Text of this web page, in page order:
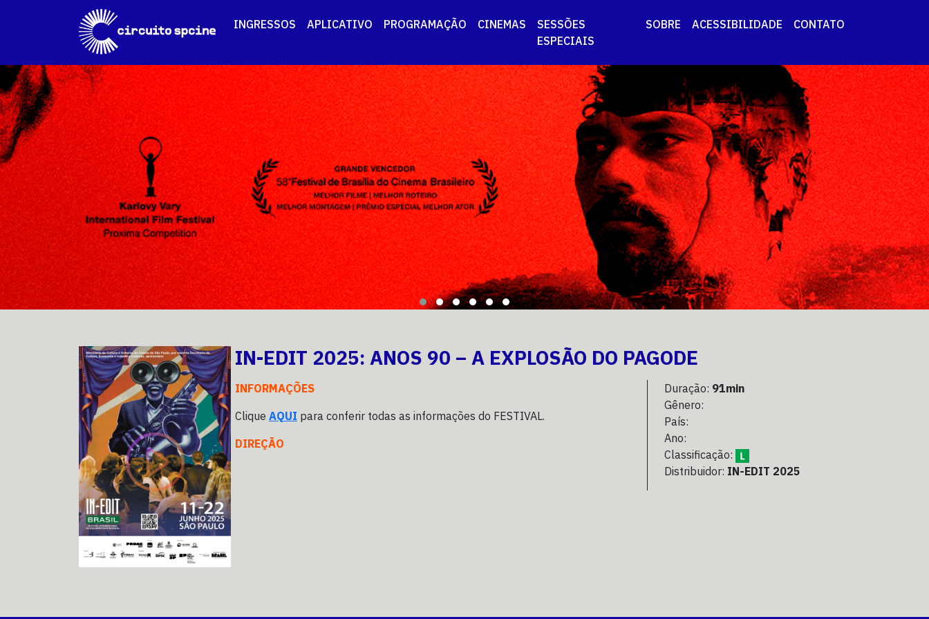
INGRESSOS APLICATIVO PROGRAMAÇÃO CINEMAS
SESSÕES
ESPECIAIS
SOBRE ACESSIBILIDADE CONTATO
IN-EDIT 2025: ANOS 90 – A EXPLOSÃO DO PAGODE
INFORMAÇÕES
Clique AQUI para conferir todas as informações do FESTIVAL.
DIREÇÃO
Duração: 91min
Gênero:
País:
Ano:
Classificação:
Distribuidor: IN-EDIT 2025